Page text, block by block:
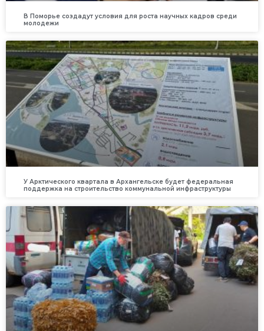
В Поморье создадут условия для роста научных кадров среди
молодежи
У Арктического квартала в Архангельске будет федеральная
поддержка на строительство коммунальной инфраструктуры